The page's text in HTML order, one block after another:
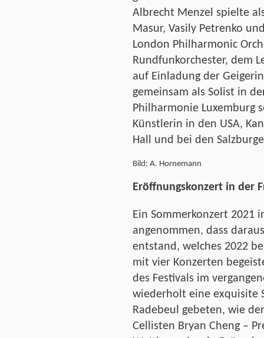
Albrecht Menzel spielte
Masur, Vasily Petrenko
London Philharmonic
Rundfunkorchester, dem
auf Einladung der
gemeinsam als Solist in
Philharmonie Luxemburg
Künstlerin in den USA,
Hall und bei den
Bild: A. Hornemann
Eröffnungskonzert in der
Ein Sommerkonzert 2021
angenommen, dass
entstand, welches 2022
mit vier Konzerten
des Festivals im
wiederholt eine exquisite
Radebeul gebeten, wie
Cellisten Bryan Cheng –